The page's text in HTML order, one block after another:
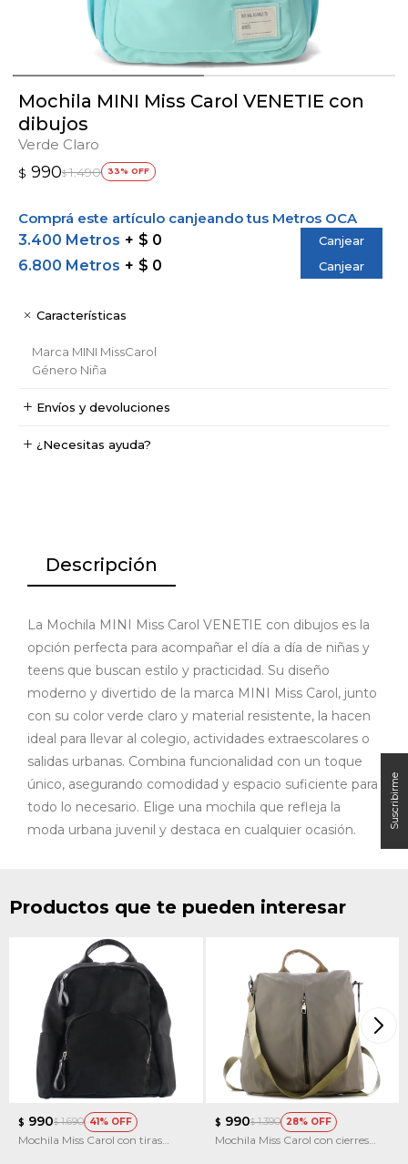
Mochila MINI Miss Carol VENETIE con
dibujos
Verde Claro
$ 990$ 1.490 33
Comprá este artículo canjeando tus Metros OCA
3.400 Metros
$ 0 Canjear
6.800 Metros $ 0 Canjear
Características
Marca MINI MissCarol
Género Niña
Envíos y devoluciones
¿Necesitas ayuda?
Descripción
La Mochila MINI Miss Carol VENETIE con dibujos es la
opción perfecta para acompañar el día a día de niñas y
teens que buscan estilo y practicidad. Su diseño
moderno y divertido de la marca MINI Miss Carol, junto
con su color verde claro y material resistente, la hacen
ideal para llevar al colegio, actividades extraescolares o
salidas urbanas. Combina funcionalidad con un toque
único, asegurando comodidad y espacio suficiente para
todo lo necesario. Elige una mochila que refleja la
moda urbana juvenil y destaca en cualquier ocasión.
Productos que te pueden interesar
$ 990$ 1.690 41
Mochila Miss Carol con tiras
$ 990$ 1.390 28
Mochila Miss Carol con cierres